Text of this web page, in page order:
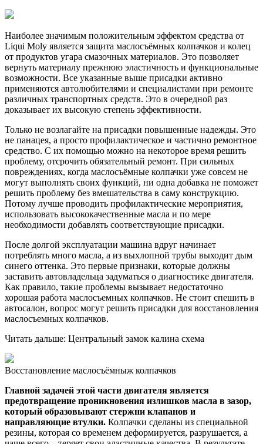
Наиболее значимым положительным эффектом средства от
Liqui Moly является защита маслосъёмных колпачков и колец
от продуктов угара смазочных материалов. Это позволяет
вернуть материалу прежнюю эластичность и функциональные
возможности. Все указанные выше присадки активно
применяются автолюбителями и специалистами при ремонте
различных транспортных средств. Это в очередной раз
доказывает их высокую степень эффективности.
Только не возлагайте на присадки повышенные надежды. Это
не панацея, а просто профилактическое и частично ремонтное
средство. С их помощью можно на некоторое время решить
проблему, отсрочить обязательный ремонт. При сильных
повреждениях, когда маслосъёмные колпачки уже совсем не
могут выполнять своих функций, ни одна добавка не поможет
решить проблему без вмешательства в саму конструкцию.
Потому лучше проводить профилактические мероприятия,
использовать высококачественные масла и по мере
необходимости добавлять соответствующие присадки.
После долгой эксплуатации машина вдруг начинает
потреблять много масла, а из выхлопной трубы выходит дым
синего оттенка. Это первые признаки, которые должны
заставить автовладельца задуматься о диагностике двигателя.
Как правило, такие проблемы вызывает недостаточно
хорошая работа маслосъемных колпачков. Не стоит спешить в
автосалон, вопрос могут решить присадки для восстановления
маслосъемных колпачков.
Читать дальше: Центральный замок калина схема
Восстановление маслосъёмныж колпачков
Главной задачей этой части двигателя является
предотвращение проникновения излишков масла в зазор,
который образовывают стержни клапанов и
направляющие втулки. Колпачки сделаны из специальной
резины, которая со временем деформируется, разрушается, а